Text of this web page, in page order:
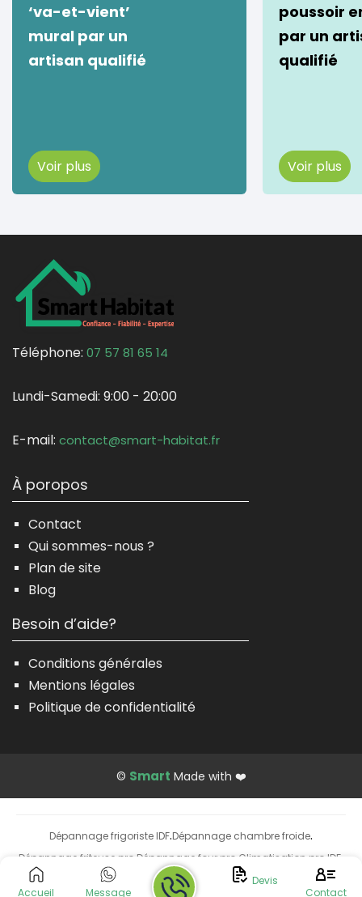
‘va-et-vient’
mural par un
artisan qualifié
Voir plus
poussoir
par un
qualifié
Voir plus
Téléphone: 07 57 81 65 14
Lundi-Samedi: 9:00 - 20:00
E-mail: contact@smart-habitat.fr
À poropos
Contact
Qui sommes-nous ?
Plan de site
Blog
Besoin d’aide?
Conditions générales
Mentions légales
Politique de confidentialité
© Smart Made with ❤️
Accueil Message
Devis
Contact
Dépannage frigoriste IDF·Dépannage chambre froide·
Dépannage friteuse pro Dépannage four pro Climatisation pro IDF
Installation climatisation